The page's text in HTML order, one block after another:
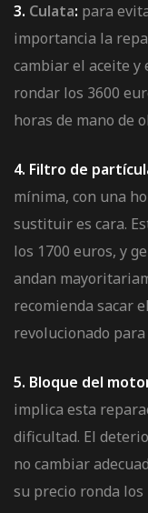
3. Culata: para
importancia la
cambiar el aceite y
rondar los 3600
horas de mano de
4. Filtro de
mínima, con una
sustituir es cara.
los 1700 euros, y
andan
recomienda sacar
revolucionado
5. Bloque del
implica esta
dificultad. El
no cambiar
su precio ronda los